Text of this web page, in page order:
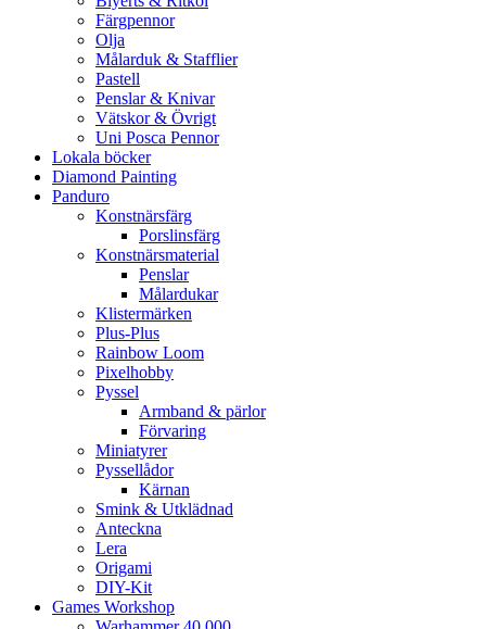
Färgpennor
Olja
Målarduk & Stafflier
Pastell
Penslar & Knivar
Vätskor & Övrigt
Uni Posca Pennor
Lokala böcker
Diamond Painting
Panduro
Konstnärsfärg
Porslinsfärg
Konstnärsmaterial
Penslar
Målardukar
Klistermärken
Plus-Plus
Rainbow Loom
Pixelhobby
Pyssel
Armband & pärlor
Förvaring
Miniatyrer
Pyssellådor
Kärnan
Smink & Utklädnad
Anteckna
Lera
Origami
DIY-Kit
Games Workshop